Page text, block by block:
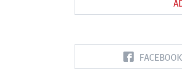
FACEBOOK
Vs